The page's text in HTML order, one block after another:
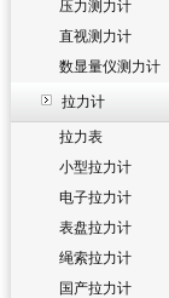
压力测力计
直视测力计
数显量仪测力计
拉力计
拉力表
小型拉力计
电子拉力计
表盘拉力计
绳索拉力计
国产拉力计